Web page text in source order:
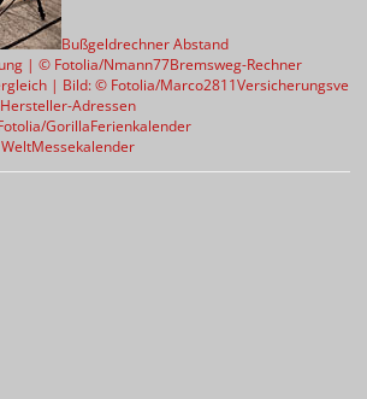
Bußgeldrechner Abstand
Bremsweg-Rechner
Hersteller-Adressen
Ferienkalender
Messekalender